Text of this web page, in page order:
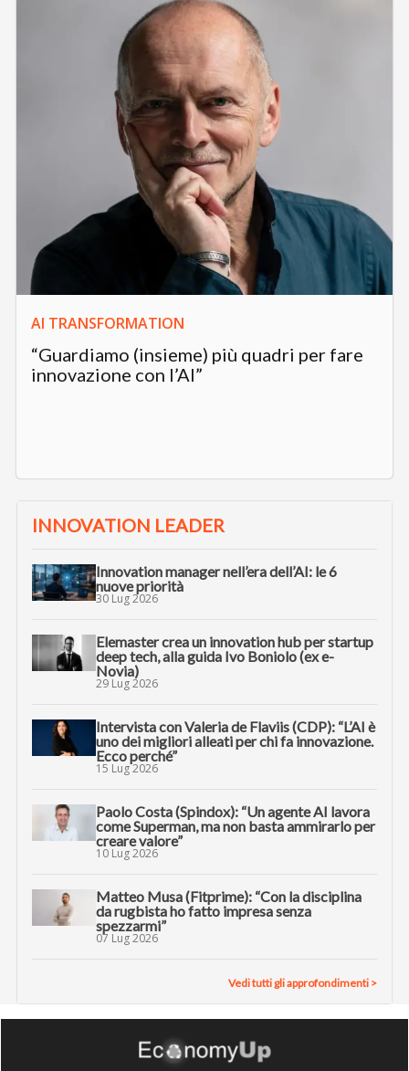
AI TRANSFORMATION
“Guardiamo (insieme) più quadri per fare
innovazione con l’AI”
INNOVATION LEADER
Innovation manager nell’era dell’AI: le 6
nuove priorità
30 Lug 2026
Elemaster crea un innovation hub per startup
deep tech, alla guida Ivo Boniolo (ex e-
Novia)
29 Lug 2026
Intervista con Valeria de Flaviis (CDP): “L’AI è
uno dei migliori alleati per chi fa innovazione.
Ecco perché”
15 Lug 2026
Paolo Costa (Spindox): “Un agente AI lavora
come Superman, ma non basta ammirarlo per
creare valore”
10 Lug 2026
Matteo Musa (Fitprime): “Con la disciplina
da rugbista ho fatto impresa senza
spezzarmi”
07 Lug 2026
Vedi tutti gli approfondimenti >